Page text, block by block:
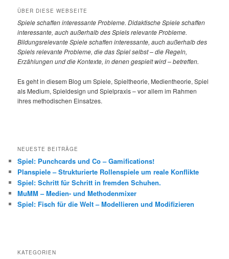
ÜBER DIESE WEBSEITE
Spieleschaffen interessante Probleme. Didaktische Spiele schaffen
interessante, auch außerhalb des Spiels relevante Probleme.
Bildungsrelevante Spiele schaffen interessante, auch außerhalb des
Spiels relevante Probleme, die das Spiel selbst – die Regeln,
Erzählungen und die Kontexte, in denen gespielt wird – betreffen.
Es geht in diesem Blog um Spiele, Spieltheorie, Medientheorie, Spiel
als Medium, Spieldesign und Spielpraxis – vor allem im Rahmen
ihres methodischen Einsatzes.
NEUESTE BEITRÄGE
Spiel: Punchcards und Co – Gamifications!
Planspiele – Strukturierte Rollenspiele um reale Konflikte
Spiel: Schritt für Schritt in fremden Schuhen.
MuMM – Medien- und Methodenmixer
Spiel: Fisch für die Welt – Modellieren und Modifizieren
KATEGORIEN